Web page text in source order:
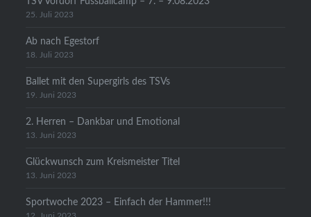
25. Juli 2023
Ab nach Egestorf
18. Juli 2023
Ballet mit den Supergirls des TSVs
19. Juni 2023
2. Herren – Dankbar und Emotional
13. Juni 2023
Glückwunsch zum Kreismeister Titel
13. Juni 2023
Sportwoche 2023 – Einfach der Hammer!!!